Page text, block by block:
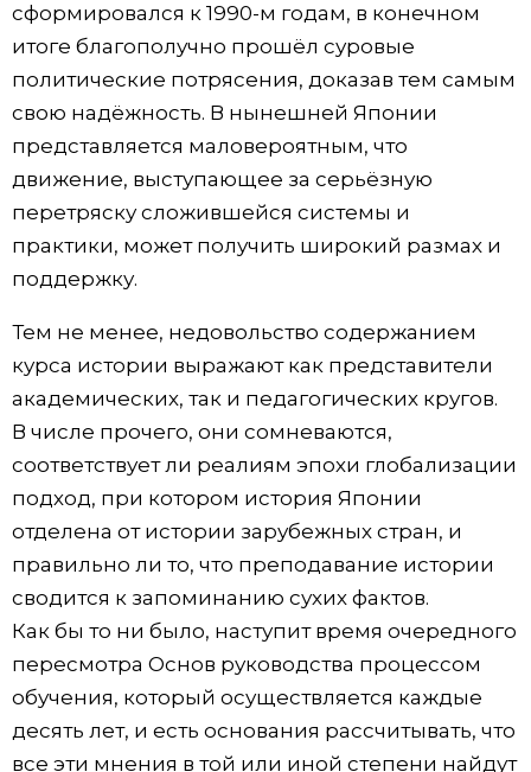
сформировался к 1990-м годам, в конечном
итоге благополучно прошёл суровые
политические потрясения, доказав тем самым
свою надёжность. В нынешней Японии
представляется маловероятным, что
движение, выступающее за серьёзную
перетряску сложившейся системы и
практики, может получить широкий размах и
поддержку.
Тем не менее, недовольство содержанием
курса истории выражают как представители
академических, так и педагогических кругов.
В числе прочего, они сомневаются,
соответствует ли реалиям эпохи глобализации
подход, при котором история Японии
отделена от истории зарубежных стран, и
правильно ли то, что преподавание истории
сводится к запоминанию сухих фактов.
Как бы то ни было, наступит время очередного
пересмотра Основ руководства процессом
обучения, который осуществляется каждые
десять лет, и есть основания рассчитывать, что
все эти мнения в той или иной степени найдут